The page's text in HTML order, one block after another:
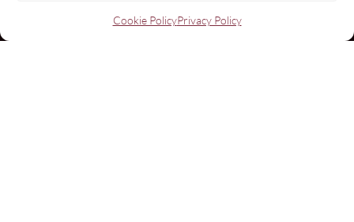
Cookie PolicyPrivacy Policy